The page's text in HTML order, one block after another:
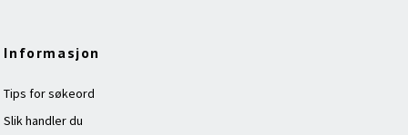
Informasjon
Tips for søkeord
Slik handler du